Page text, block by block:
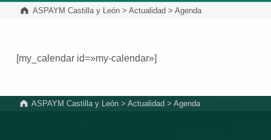
ASPAYM Castilla y León> Actualidad > Agenda
[my_calendar id=»my-calendar»]
ASPAYM Castilla y León >Actualidad >Agenda